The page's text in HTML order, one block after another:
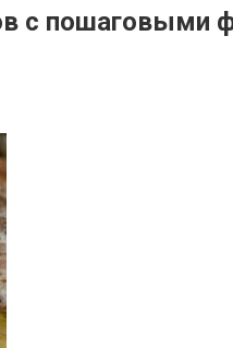
с пошаговыми